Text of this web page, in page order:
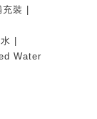
裝 |
|
Water